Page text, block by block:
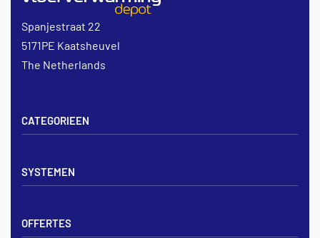
CATEGORIEEN
Verdelers
Noppenplaten
SYSTEMEN
Noppenplaat systeem
OFFERTES
Spanjestraat 22
5171PE Kaatsheuvel
The Netherlands